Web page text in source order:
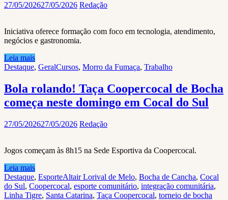
27/05/202627/05/2026 Redação
Iniciativa oferece formação com foco em tecnologia, atendimento,
negócios e gastronomia.
Leia mais
Destaque, GeralCursos, Morro da Fumaça, Trabalho
Bola rolando! Taça Coopercocal de Bocha
começa neste domingo em Cocal do Sul
27/05/202627/05/2026 Redação
Jogos começam às 8h15 na Sede Esportiva da Coopercocal.
Leia mais
Destaque, EsporteAltair Lorival de Melo, Bocha de Cancha, Cocal
do Sul, Coopercocal, esporte comunitário, integração comunitária,
Linha Tigre, Santa Catarina, Taça Coopercocal, torneio de bocha